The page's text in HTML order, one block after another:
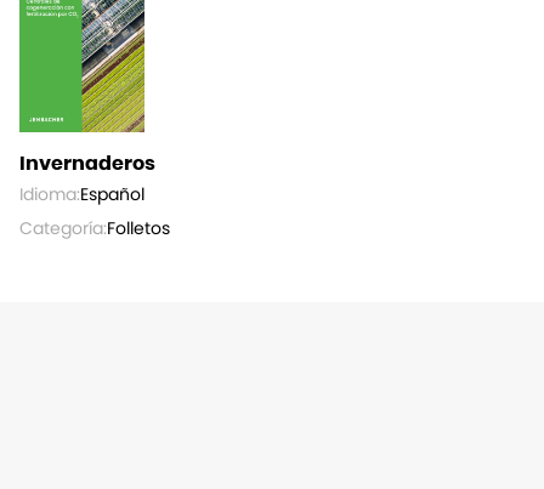
Invernaderos
Idioma:Español
Categoría:Folletos